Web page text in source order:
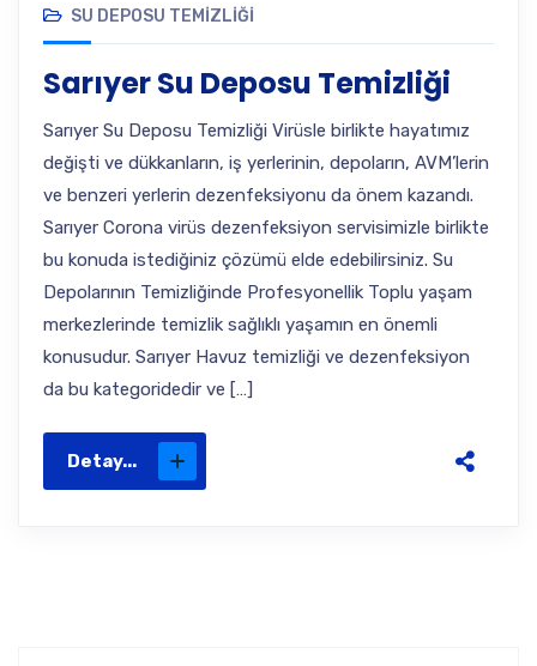
SU DEPOSU TEMIZLIĞI
Sarıyer Su Deposu Temizliği
Sarıyer Su Deposu Temizliği Virüsle birlikte hayatımız
değişti ve dükkanların, iş yerlerinin, depoların, AVM’lerin
ve benzeri yerlerin dezenfeksiyonu da önem kazandı.
Sarıyer Corona virüs dezenfeksiyon servisimizle birlikte
bu konuda istediğiniz çözümü elde edebilirsiniz. Su
Depolarının Temizliğinde Profesyonellik Toplu yaşam
merkezlerinde temizlik sağlıklı yaşamın en önemli
konusudur. Sarıyer Havuz temizliği ve dezenfeksiyon
da bu kategoridedir ve […]
Detay...